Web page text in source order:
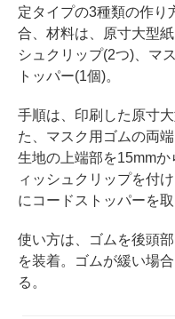
定タイプの3種類の作り
合、材料は、原寸大型
シュクリップ(2つ)、マ
トッパー(1個)。
手順は、印刷した原寸
た、マスク用ゴムの両
生地の上端部を15mm
ィッシュクリップを付
にコードストッパーを取
使い方は、ゴムを後頭
を装着。ゴムが緩い場
る。